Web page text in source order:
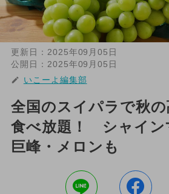
更新日： 2025年09月05日
公開日： 2025年09月05日
いこーよ編集部
全国のスイパラで秋
食べ放題！ シャイン
巨峰・メロンも